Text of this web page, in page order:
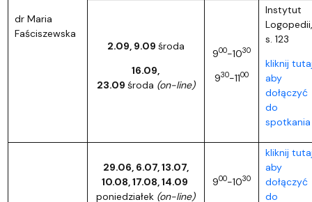
dr Maria
Faściszewska
2.09, 9.09 środa
16.09,
23.09 środa (on-line)
900-1030
930-1100
Instytut
Logopedii,
s. 123
kliknij
aby
dołączyć
do
spotkania
29.06, 6.07, 13.07,
10.08, 17.08, 14.09
poniedziałek (on-line)
900-1030
kliknij
aby
dołączyć
do